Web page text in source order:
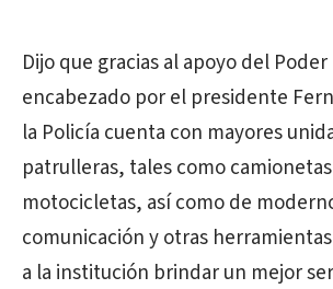
Dijo que gracias al apoyo del
encabezado por el presidente
la Policía cuenta con mayores
patrulleras, tales como
motocicletas, así como de
comunicación y otras
a la institución brindar un mejor